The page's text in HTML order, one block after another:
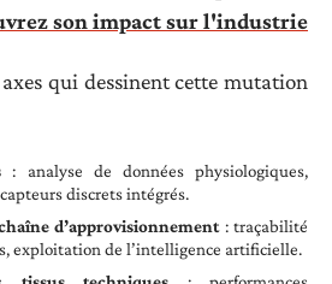
son impact sur l'industrie
qui dessinent cette mutation
: analyse de données physiologiques,
discrets intégrés.
d’approvisionnement: traçabilité
exploitation de l’intelligence artificielle.